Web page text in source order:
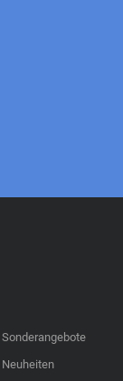
Sonderangebote
Neuheiten